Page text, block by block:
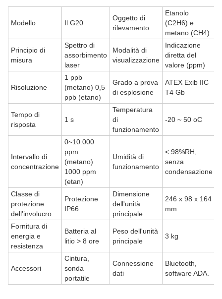
Modello Il G20
Oggetto di
rilevamento
Etanolo
(C2H6) e
metano (CH4)
Principio di
misura
Spettro di
assorbimento
laser
Modalità di
visualizzazione
Indicazione
diretta del
valore (ppm)
Risoluzione
1 ppb
(metano) 0,5
ppb (etano)
Grado a prova
di esplosione
ATEX Exib IIC
T4 Gb
Tempo di
risposta
1 s
Temperatura
di
funzionamento
-20 ~ 50 oC
Intervallo di
concentrazione
0~10.000
ppm
(metano)
1000 ppm
(etan)
Umidità di
funzionamento
< 98%RH,
senza
condensazione
Classe di
protezione
dell'involucro
Protezione
IP66
Dimensione
dell'unità
principale
246 x 98 x 164
mm
Fornitura di
energia e
resistenza
Batteria al
litio > 8 ore
Peso dell'unità
principale
3 kg
Accessori
Cintura,
sonda
portatile
Connessione
dati
Bluetooth,
software ADA.